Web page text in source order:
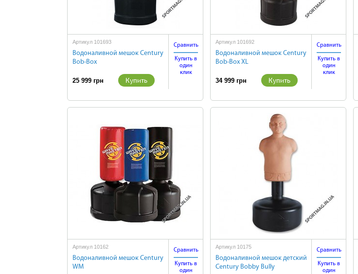
Артикул 101693
Водоналивной мешок Century
Bob-Box
25 999 грн Купить
Сравнить
Купить в
один
клик
Артикул 101692
Водоналивной мешок Century
Bob-Box XL
34 999 грн Купить
Сравнить
Купить в
один
клик
Артикул 10162
Водоналивной мешок Century
WM
Сравнить
Купить в
один
Артикул 10175
Водоналивной мешок детский
Century Bobby Bully
Сравнить
Купить в
один